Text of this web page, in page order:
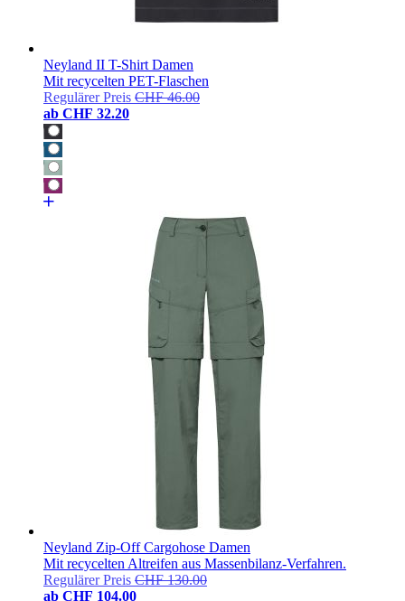
Neyland II T-Shirt Damen
Mit recycelten PET-Flaschen
Regulärer Preis CHF 46.00
ab CHF 32.20
Neyland Zip-Off Cargohose Damen
Mit recycelten Altreifen aus Massenbilanz-Verfahren.
Regulärer Preis CHF 130.00
ab CHF 104.00